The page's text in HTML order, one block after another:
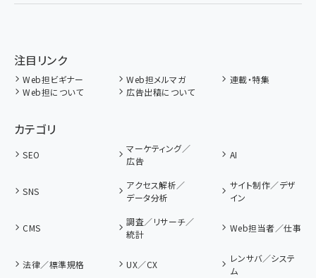
注目リンク
Web担ビギナー Web担メルマガ
連載・特集
Web担について
広告出稿について
カテゴリ
SEO
マーケティング／
広告
AI
SNS
アクセス解析／
データ分析
サイト制作／デザ
イン
CMS
調査／リサーチ／
統計
Web担当者／仕事
法律／標準規格 UX／CX
レンサバ／システ
ム